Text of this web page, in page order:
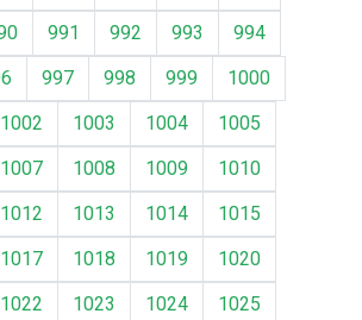
991 992 993
994
997 998 999
1000
1002 1003 1004
1005
1007 1008 1009
1010
1012 1013 1014
1015
1017 1018 1019
1020
1022 1023 1024
1025